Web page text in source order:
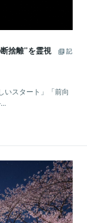
捨離”を霊視
記
いスタート」「前向